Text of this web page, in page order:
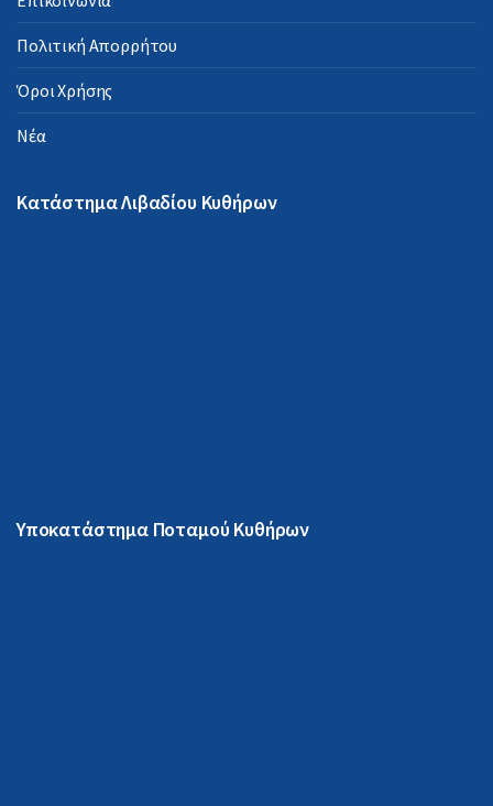
Πολιτική Απορρήτου
Όροι Χρήσης
Νέα
Κατάστημα Λιβαδίου Κυθήρων
Υποκατάστημα Ποταμού Κυθήρων